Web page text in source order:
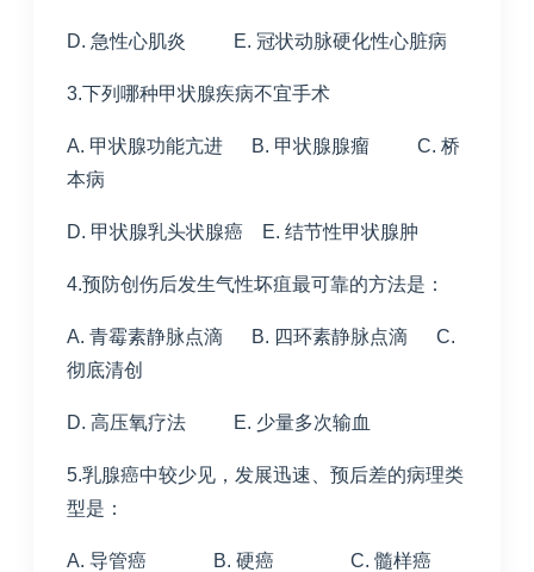
D. 急性心肌炎 E. 冠状动脉硬化性心脏病
3.下列哪种甲状腺疾病不宜手术
A. 甲状腺功能亢进 B. 甲状腺腺瘤 C. 桥
本病
D. 甲状腺乳头状腺癌 E. 结节性甲状腺肿
4.预防创伤后发生气性坏疽最可靠的方法是：
A. 青霉素静脉点滴 B. 四环素静脉点滴 C.
彻底清创
D. 高压氧疗法 E. 少量多次输血
5.乳腺癌中较少见，发展迅速、预后差的病理类
型是：
A. 导管癌 B. 硬癌 C. 髓样癌